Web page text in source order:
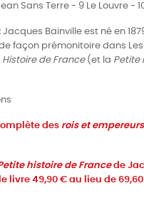
Sans Terre - 9 Le Louvre -
Jacques Bainville est né en
façon prémonitoire dans
Histoire de France(et la Petite
des rois et
histoire de Francede
livre 49,90 € au lieu de